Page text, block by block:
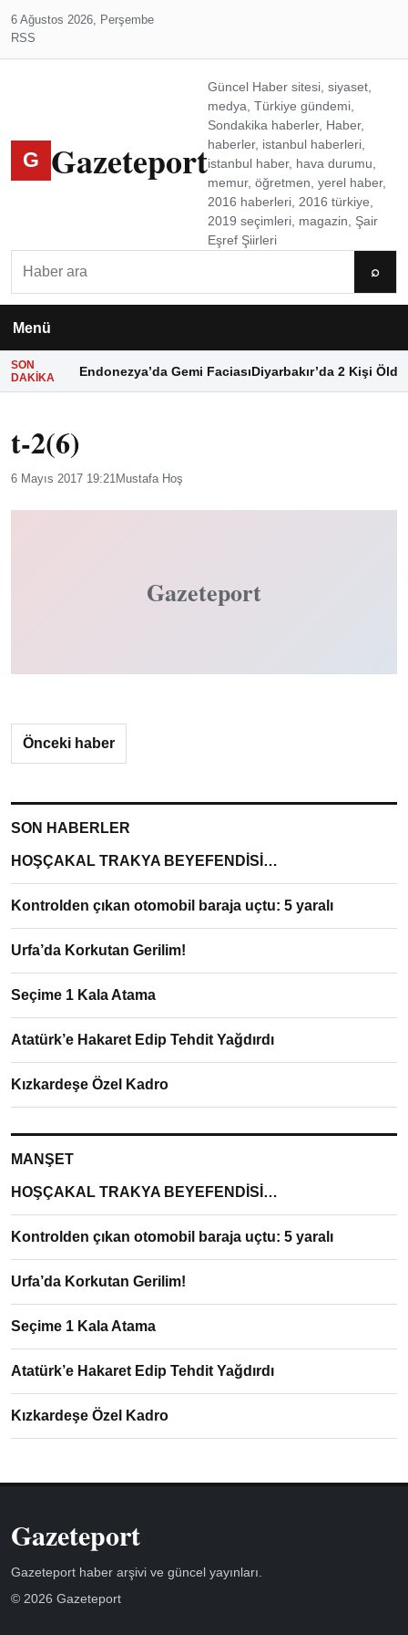
6 Ağustos 2026, Perşembe
RSS
G Gazeteport
Güncel Haber sitesi, siyaset,
medya, Türkiye gündemi,
Sondakika haberler, Haber,
haberler, istanbul haberleri,
istanbul haber, hava durumu,
memur, öğretmen, yerel haber,
2016 haberleri, 2016 türkiye,
2019 seçimleri, magazin, Şair
Eşref Şiirleri
⌕
Menü
SON
DAKIKA
Endonezya’da Gemi FaciasıDiyarbakır’da 2 Kişi Öldü
t-2(6)
6 Mayıs 2017 19:21Mustafa Hoş
Gazeteport
Önceki haber
SON HABERLER
HOŞÇAKAL TRAKYA BEYEFENDİSİ…
Kontrolden çıkan otomobil baraja uçtu: 5 yaralı
Urfa’da Korkutan Gerilim!
Seçime 1 Kala Atama
Atatürk’e Hakaret Edip Tehdit Yağdırdı
Kızkardeşe Özel Kadro
MANŞET
HOŞÇAKAL TRAKYA BEYEFENDİSİ…
Kontrolden çıkan otomobil baraja uçtu: 5 yaralı
Urfa’da Korkutan Gerilim!
Seçime 1 Kala Atama
Atatürk’e Hakaret Edip Tehdit Yağdırdı
Kızkardeşe Özel Kadro
Gazeteport
Gazeteport haber arşivi ve güncel yayınları.
© 2026 Gazeteport